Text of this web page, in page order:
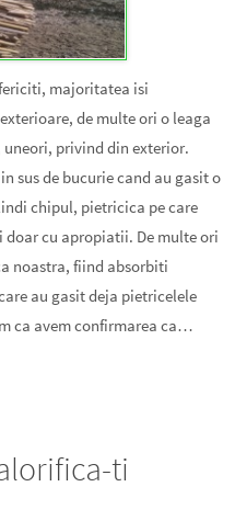
majoritatea isi
de multe ori o leaga
uneori, privind din exterior.
sus de bucurie cand au gasit o
chipul, pietricica pe care
cu apropiatii. De multe ori
noastra, fiind absorbiti
au gasit deja pietricelele
ca avem confirmarea ca…
ti